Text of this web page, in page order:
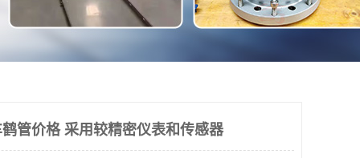
管价格 采用较精密仪表和传感器